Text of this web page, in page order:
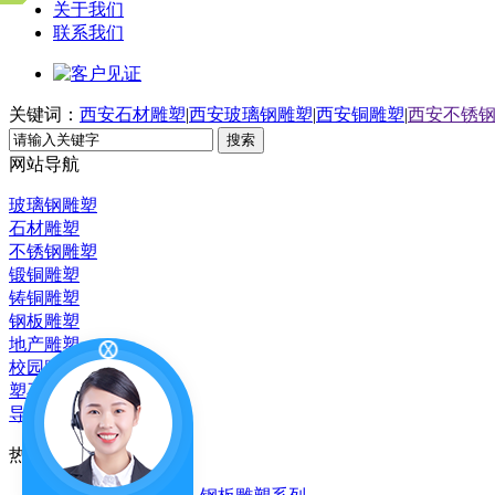
关于我们
联系我们
关键词： 西安石材雕塑|西安玻璃钢雕塑|西安铜雕塑|西安不锈
搜索
网站导航
玻璃钢雕塑
石材雕塑
不锈钢雕塑
锻铜雕塑
铸铜雕塑
钢板雕塑
地产雕塑
校园雕塑
塑石假山雕塑
导视系统
热门推荐